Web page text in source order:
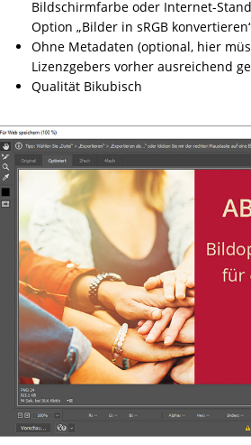
Bildschirmfarbe oder Internet-
Option „Bilder in sRGB
Ohne Metadaten (optional, hier
Lizenzgebers vorher ausreichend
Qualität Bikubisch